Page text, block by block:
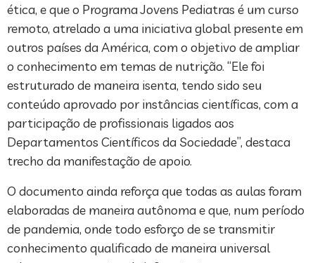
ética, e que o Programa Jovens Pediatras é um curso
remoto, atrelado a uma iniciativa global presente em
outros países da América, com o objetivo de ampliar
o conhecimento em temas de nutrição. “Ele foi
estruturado de maneira isenta, tendo sido seu
conteúdo aprovado por instâncias científicas, com a
participação de profissionais ligados aos
Departamentos Científicos da Sociedade”, destaca
trecho da manifestação de apoio.
O documento ainda reforça que todas as aulas foram
elaboradas de maneira autônoma e que, num período
de pandemia, onde todo esforço de se transmitir
conhecimento qualificado de maneira universal